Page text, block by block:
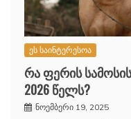
ეს საინტერესოა
რა ფერის
2026 წელს?
ნოემბერი 19, 2025